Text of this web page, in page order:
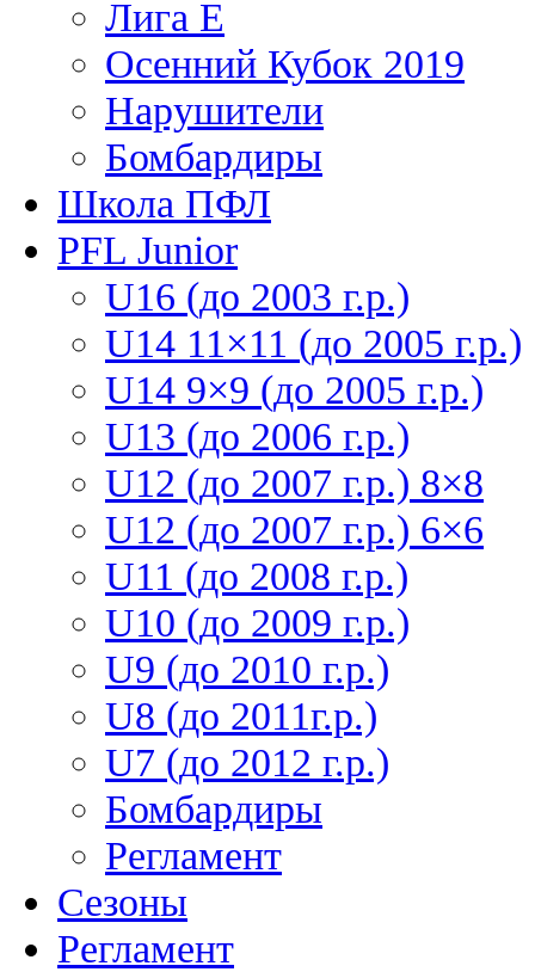
Лига Е
Осенний Кубок 2019
Нарушители
Бомбардиры
Школа ПФЛ
PFL Junior
U16 (до 2003 г.р.)
U14 11×11 (до 2005 г.р.)
U14 9×9 (до 2005 г.р.)
U13 (до 2006 г.р.)
U12 (до 2007 г.р.) 8×8
U12 (до 2007 г.р.) 6×6
U11 (до 2008 г.р.)
U10 (до 2009 г.р.)
U9 (до 2010 г.р.)
U8 (до 2011г.р.)
U7 (до 2012 г.р.)
Бомбардиры
Регламент
Сезоны
Регламент